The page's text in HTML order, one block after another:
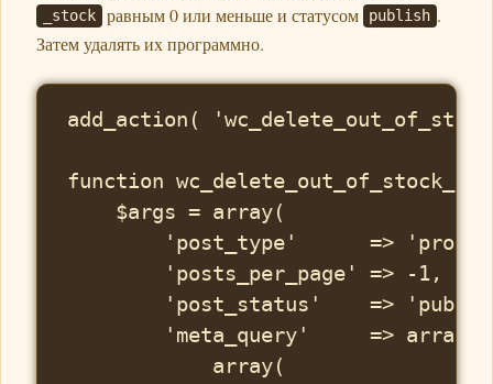
_stock равным 0 или меньше и статусом publish .
Затем удалять их программно.
add_action(
function
    $args = array(
'post_type'      =>
        'posts_per_page' => -1,
'post_status'    =>
        'meta_query'     => array(
            array(